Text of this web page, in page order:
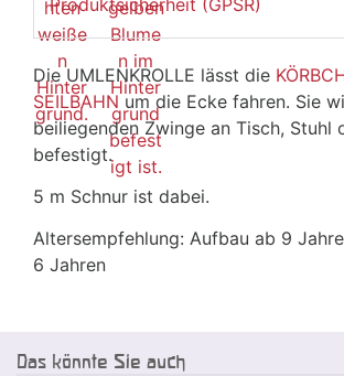
Produktsicherheit (GPSR)
Die UMLENKROLLE lässt die
SEILBAHN um die Ecke fahren. Sie
beiliegenden Zwinge an Tisch, Stuhl
befestigt.
5 m Schnur ist dabei.
Altersempfehlung: Aufbau ab 9
6 Jahren
Das könnte Sie auch